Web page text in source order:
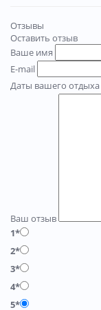
Отзывы
Оставить отзыв
Ваше имя
E-mail
Даты вашего отдыха
Ваш отзыв
1*
2*
3*
4*
5*